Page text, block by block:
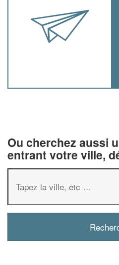
Ou cherchez aussi
entrant votre ville,
✕